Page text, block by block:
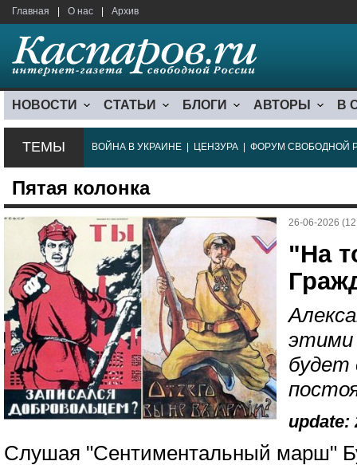
Главная О нас Архив
НОВОСТИ СТАТЬИ БЛОГИ АВТОРЫ В
ТЕМЫ ВОЙНА В УКРАИНЕ ЦЕНЗУРА ФОРУМ СВОБОДНОЙ
Пятая колонка
26-06-2026
"На
этими
будет
update:
Слушая "Сентиментальный марш"